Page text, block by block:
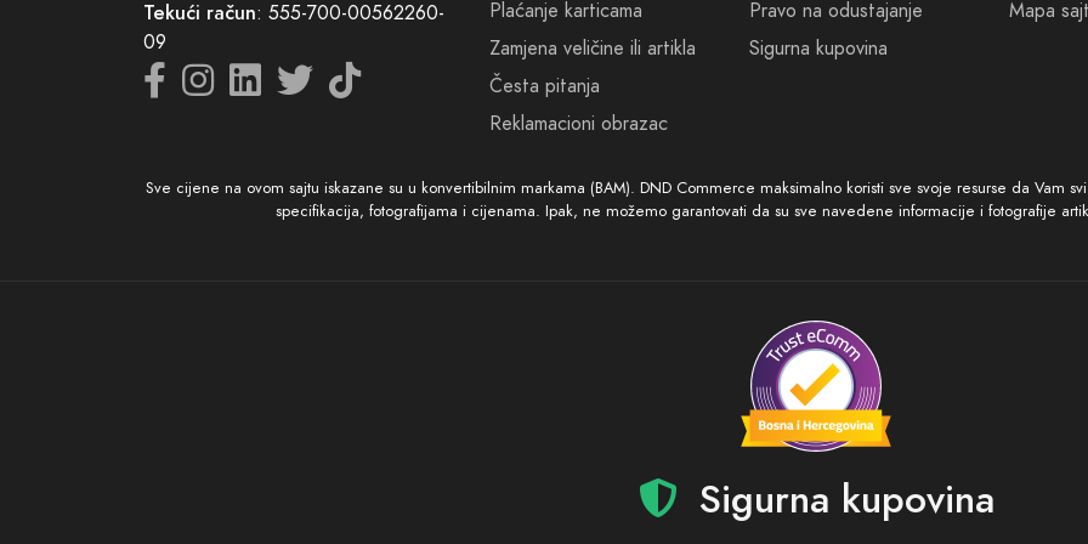
(Na kraju teksta možete dodati nešto poput: "Isprobajte parfem
toliko hvaljen." )
Tekući račun: 555-700-00562260-
09
Plaćanje karticama
Zamjena veličine ili artikla
Česta pitanja
Reklamacioni obrazac
Pravo na odustajanje
Sigurna kupovina
Mapa
Sve cijene na ovom sajtu iskazane su u konvertibilnim markama (BAM). DND Commerce maksimalno koristi sve svoje resurse da Vam
specifikacija, fotografijama i cijenama. Ipak, ne možemo garantovati da su sve navedene informacije i fotografije
Sigurna kupovina